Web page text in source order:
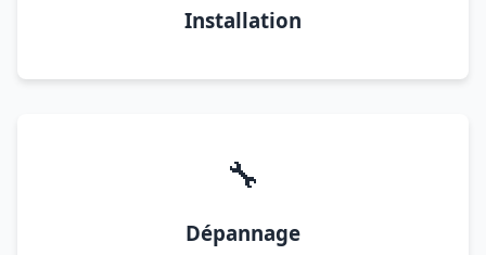
Installation
🔧
Dépannage